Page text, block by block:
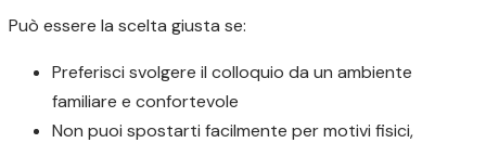
Può essere la scelta giusta se:
Preferisci svolgere il colloquio da un ambiente
familiare e confortevole
Non puoi spostarti facilmente per motivi fisici,